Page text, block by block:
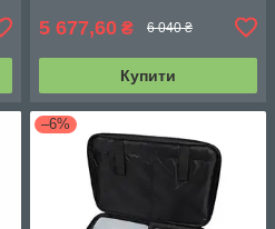
5 677,60 ₴ 6 040 ₴
Купити
–6%